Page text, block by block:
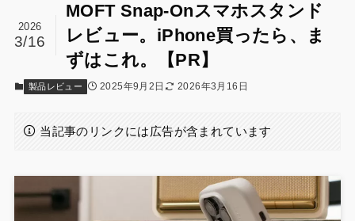
MOFT Snap-Onスマホスタンド
レビュー。iPhone買ったら、ま
ずはこれ。【PR】
2026
3/16
製品レビュー 2025年9月2日 2026年3月16日
当記事のリンクには広告が含まれています